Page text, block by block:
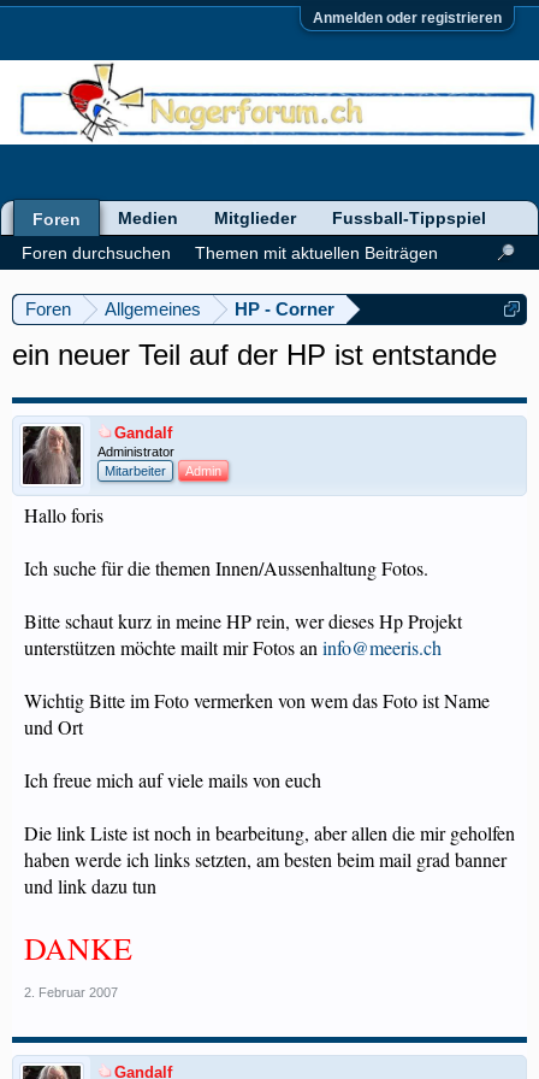
Anmelden oder registrieren
Foren Allgemeines HP - Corner
ein neuer Teil auf der HP ist entstande
Gandalf
Administrator
Mitarbeiter
Admin
Hallo foris
Ich suche für die themen Innen/Aussenhaltung Fotos.
Bitte schaut kurz in meine HP rein, wer dieses Hp Projekt
unterstützen möchte mailt mir Fotos an info@meeris.ch
Wichtig Bitte im Foto vermerken von wem das Foto ist Name
und Ort
Ich freue mich auf viele mails von euch
Die link Liste ist noch in bearbeitung, aber allen die mir geholfen
haben werde ich links setzten, am besten beim mail grad banner
und link dazu tun
DANKE
2. Februar 2007
Gandalf
Foren
Foren durchsuchen
Themen mit aktuellen Beiträgen
Medien Mitglieder Fussball-Tippspiel